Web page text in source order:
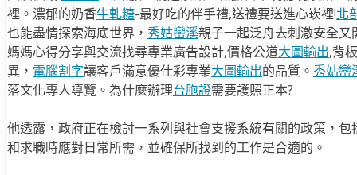
裡。濃郁的奶香牛軋糖-最好吃的伴手禮,送禮要送進心崁裡!北
也能盡情探索海底世界， 秀姑巒溪親子一起泛舟去​刺激安全
媽媽心得分享與交流找尋專業廣告設計,價格公道大圖輸出,背
異， 電腦割字讓客戶滿意優仕彩專業大圖輸出的品質。 秀姑巒
落文化專人導覽。為什麼辦理台胞證需要護照正本?
他透露，政府正在檢討一系列與社會支援系統有關的政策，
和求職時應對日常所需，並確保所找到的工作是合適的。